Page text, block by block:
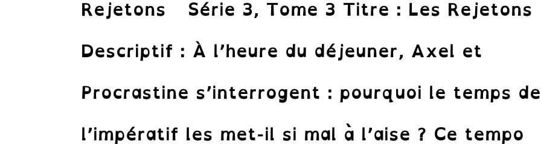
Rejetons Série 3, Tome 3 Titre : Les Rejetons
Descriptif : À l’heure du déjeuner, Axel et
Procrastine s’interrogent : pourquoi le temps de
l’impératif les met-il si mal à l’aise ? Ce tempo